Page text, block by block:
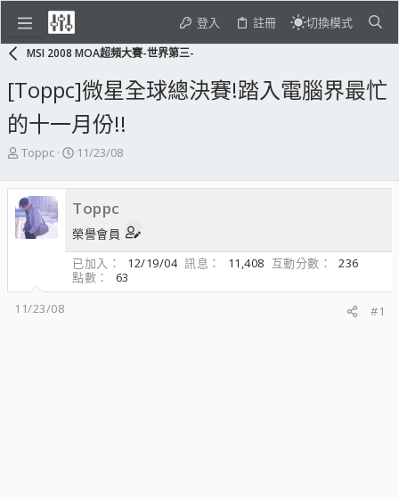
登入 註冊 切換模式
MSI 2008 MOA超頻大賽-世界第三-
[Toppc]微星全球總決賽!踏入電腦界最忙
的十一月份!!
主
發
起
人
Toppc
開
日
期
11/23/08
Toppc
榮譽會員
已加入
12/19/04 訊息 11,408 互動分數
236
點數
63
11/23/08
#1